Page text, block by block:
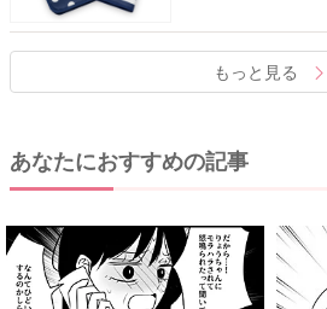
もっと見る
あなたにおすすめの記事